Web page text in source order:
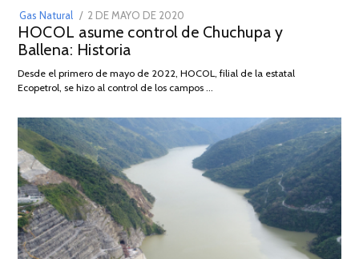
Gas Natural
POSTED
ON
2 DE MAYO DE 2020
DE
2026
HOCOL asume control de Chuchupa y
Ballena: Historia
Desde el primero de mayo de 2022, HOCOL, filial de la estatal
Ecopetrol, se hizo al control de los campos …